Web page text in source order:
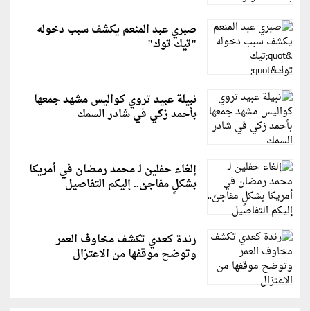
صبري عبد المنعم يكشف سبب دخوله
"تيك توك"
نبيلة عبيد تروي كواليس مشهد جمعها
بأحمد زكي في شادر السمك
إلغاء حفلين لـ محمد رمضان في أمريكا
بشكلٍ مفاجئ.. إليكم التفاصيل
رندة كعدي تكشف مخاوف العمر
وتوضح موقفها من الاعتزال